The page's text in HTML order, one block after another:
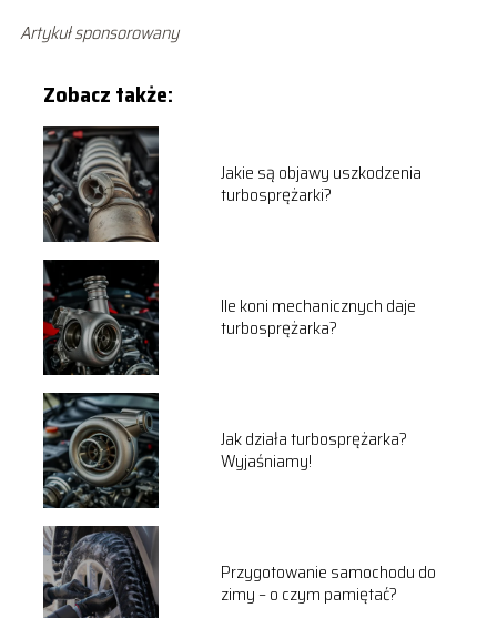
Artykuł sponsorowany
Zobacz także:
Jakie są objawy uszkodzenia
turbosprężarki?
Ile koni mechanicznych daje
turbosprężarka?
Jak działa turbosprężarka?
Wyjaśniamy!
Przygotowanie samochodu do
zimy – o czym pamiętać?